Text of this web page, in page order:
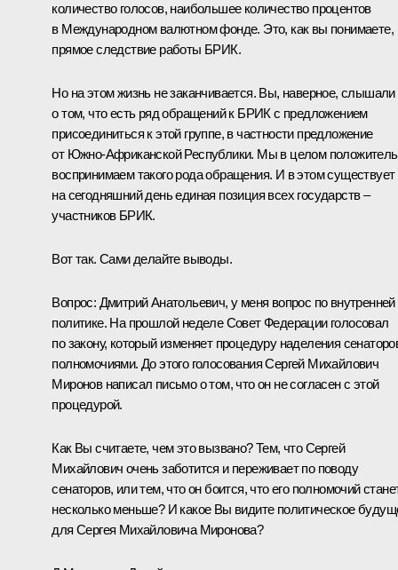
количество голосов, наибольшее количество процентов
в Международном валютном фонде. Это, как вы понимаете,
прямое следствие работы БРИК.
Но на этом жизнь не заканчивается. Вы, наверное, слышали
о том, что есть ряд обращений к БРИК с предложением
присоединиться к этой группе, в частности предложение
от Южно-Африканской Республики. Мы в целом
воспринимаем такого рода обращения. И в этом существует
на сегодняшний день единая позиция всех государств –
участников БРИК.
Вот так. Сами делайте выводы.
Вопрос: Дмитрий Анатольевич, у меня вопрос по внутренней
политике. На прошлой неделе Совет Федерации голосовал
по закону, который изменяет процедуру наделения
полномочиями. До этого голосования Сергей Михайлович
Миронов написал письмо о том, что он не согласен с этой
процедурой.
Как Вы считаете, чем это вызвано? Тем, что Сергей
Михайлович очень заботится и переживает по поводу
сенаторов, или тем, что он боится, что его полномочий
несколько меньше? И какое Вы видите политическое
для Сергея Михайловича Миронова?